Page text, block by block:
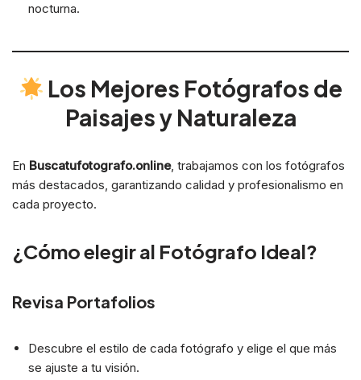
nocturna.
Los Mejores Fotógrafos de
Paisajes y Naturaleza
En Buscatufotografo.online, trabajamos con los fotógrafos
más destacados, garantizando calidad y profesionalismo en
cada proyecto.
¿Cómo elegir al Fotógrafo Ideal?
Revisa Portafolios
Descubre el estilo de cada fotógrafo y elige el que más
se ajuste a tu visión.